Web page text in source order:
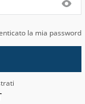
la mia password